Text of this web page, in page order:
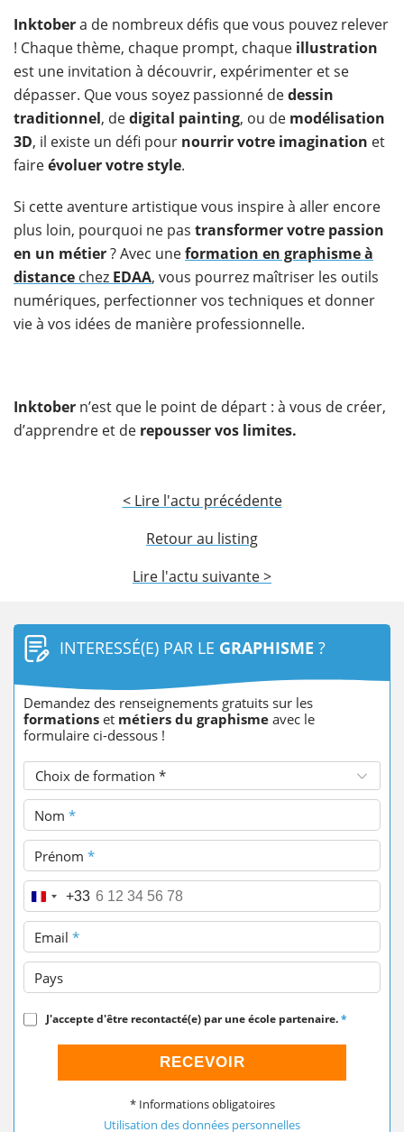
Inktobera de nombreux défis que vous pouvez relever
! Chaque thème, chaque prompt, chaque illustration
est une invitation à découvrir, expérimenter et se
dépasser. Que vous soyez passionné dedessin
traditionnel, dedigital painting, ou de modélisation
3D, il existe un défi pour nourrir votre imagination et
faireévoluer votre style.
Si cette aventure artistique vous inspire à aller encore
plus loin, pourquoi ne pas transformer votre passion
en un métier? Avec uneformation en graphisme à
distance chez EDAA, vous pourrez maîtriser les outils
numériques, perfectionner vos techniques et donner
vie à vos idées de manière professionnelle.
Inktober n’est que le point de départ : à vous de créer,
d’apprendre et de repousser vos limites.
< Lire l'actu précédente
Retour au listing
Lire l'actu suivante >
INTERESSÉ(E) PAR LE GRAPHISME ?
Demandez des renseignements gratuits sur les
formations et métiers du graphisme avec le
formulaire ci-dessous !
Choix de formation *
Nom *
Prénom *
Téléphone *
+33
Email *
Pays
J'accepte d'être recontacté(e) par une école partenaire.*
RECEVOIR
* Informations obligatoires
Utilisation des données personnelles